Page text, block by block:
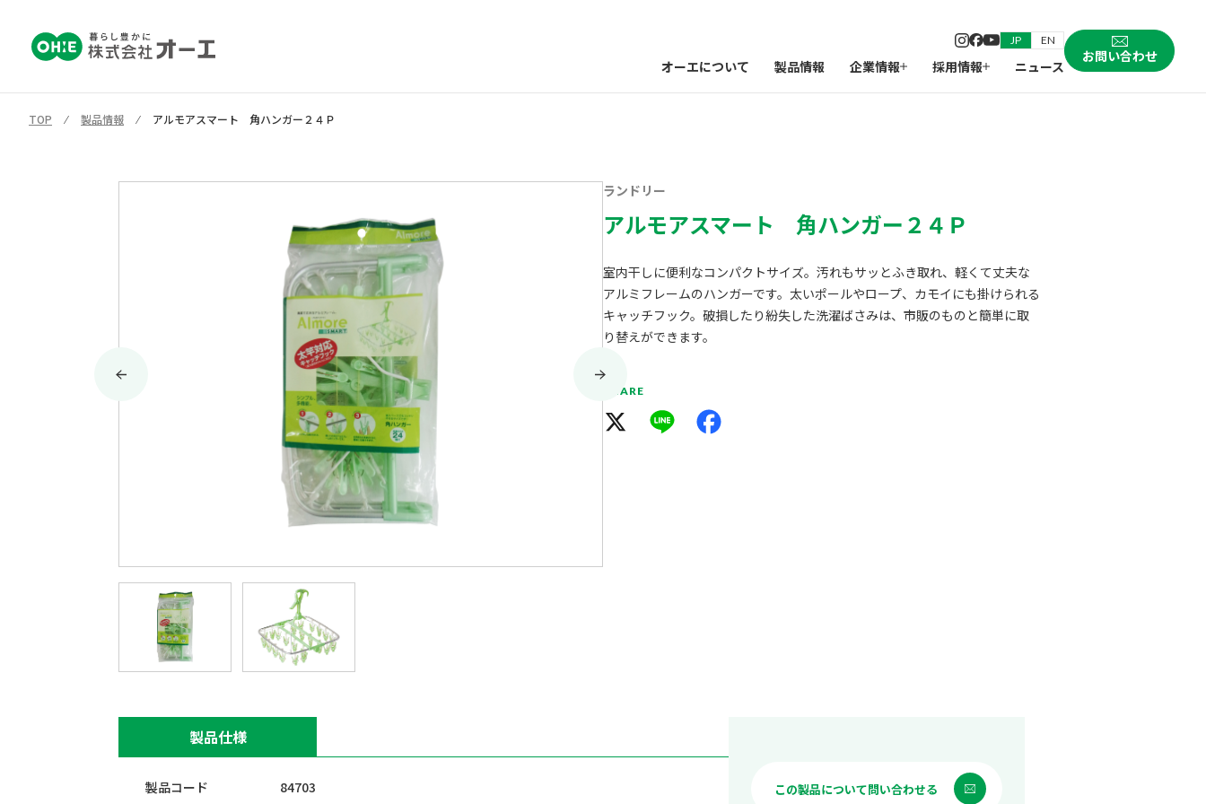
JP EN
オーエについて 製品情報 企業情報 採用情報 ニュース
お問い合わせ
TOP ⁄ 製品情報 ⁄ アルモアスマート 角ハンガー２４Ｐ
ランドリー
アルモアスマート 角ハンガー２４Ｐ
室内干しに便利なコンパクトサイズ。汚れもサッとふき取れ、軽くて丈夫な
アルミフレームのハンガーです。太いポールやロープ、カモイにも掛けられる
キャッチフック。破損したり紛失した洗濯ばさみは、市販のものと簡単に取
り替えができます。
SHARE
Line
製品仕様
製品コード 84703 この製品について問い合わせる